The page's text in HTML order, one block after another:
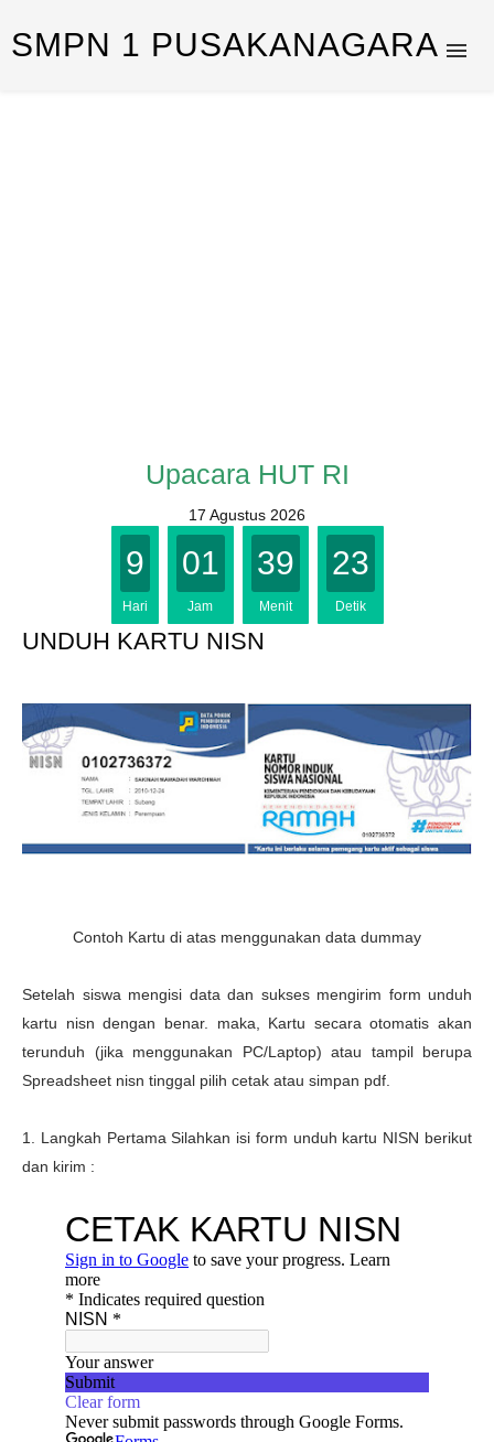
SMPN 1 PUSAKANAGARA
Upacara HUT RI
17 Agustus 2026
9
Hari
01
Jam
39
Menit
22
Detik
UNDUH KARTU NISN
Contoh Kartu di atas menggunakan data dummay
Setelah siswa mengisi data dan sukses mengirim form unduh
kartu nisn dengan benar. maka, Kartu secara otomatis akan
terunduh (jika menggunakan PC/Laptop) atau tampil berupa
Spreadsheet nisn tinggal pilih cetak atau simpan pdf.
1. Langkah Pertama Silahkan isi form unduh kartu NISN berikut
dan kirim :